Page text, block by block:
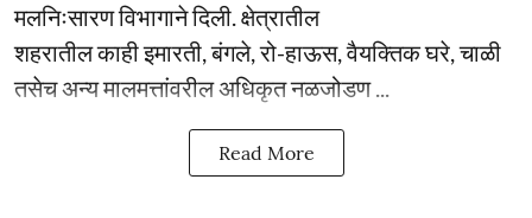
मलनिःसारण विभागाने दिली. क्षेत्रातील
शहरातील काही इमारती, बंगले, रो-हाऊस, वैयक्तिक घरे, चाळी
तसेच अन्य मालमत्तांवरील अधिकृत नळजोडण ...
Read More